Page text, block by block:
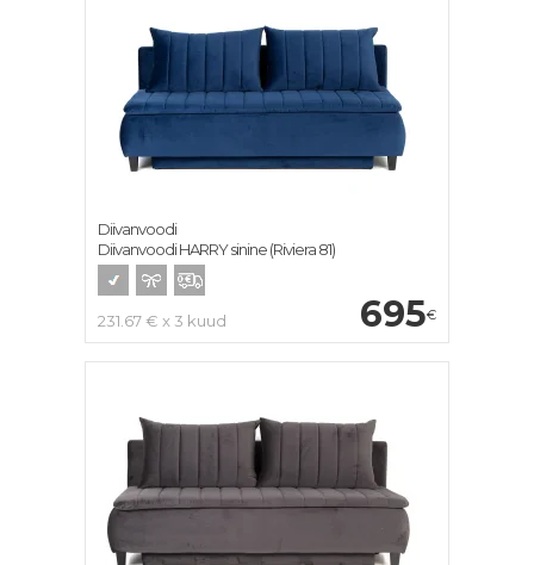
695€
231.67 € x 3 kuud
Diivanvoodi
Diivanvoodi HARRY sinine (Riviera 81)